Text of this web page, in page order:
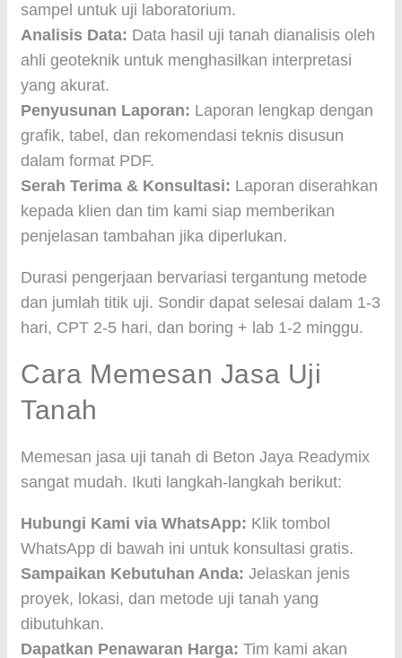
sampel untuk uji laboratorium.
Analisis Data: Data hasil uji tanah dianalisis oleh
ahli geoteknik untuk menghasilkan interpretasi
yang akurat.
Penyusunan Laporan: Laporan lengkap dengan
grafik, tabel, dan rekomendasi teknis disusun
dalam format PDF.
Serah Terima & Konsultasi: Laporan diserahkan
kepada klien dan tim kami siap memberikan
penjelasan tambahan jika diperlukan.
Durasi pengerjaan bervariasi tergantung metode
dan jumlah titik uji. Sondir dapat selesai dalam 1-3
hari, CPT 2-5 hari, dan boring + lab 1-2 minggu.
Cara Memesan Jasa Uji
Tanah
Memesan jasa uji tanah di Beton Jaya Readymix
sangat mudah. Ikuti langkah-langkah berikut:
Hubungi Kami via WhatsApp: Klik tombol
WhatsApp di bawah ini untuk konsultasi gratis.
Sampaikan Kebutuhan Anda: Jelaskan jenis
proyek, lokasi, dan metode uji tanah yang
dibutuhkan.
Dapatkan Penawaran Harga: Tim kami akan